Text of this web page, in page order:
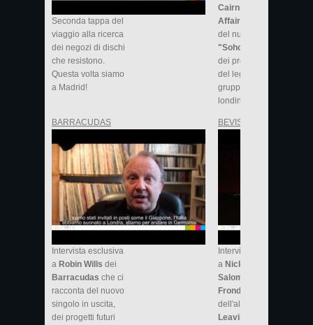
Seconda tappa del
viaggio alla ricerca
dei negozi di dischi
che resistono.
Questa volta siamo
a Madrid!
Cairns
Affair
del nuovo album
"Soho Dreams"
dei progetti futuri
del leggendario
gruppo mod
londinese
BARRACUDAS
Intervista esclusiva
a Robin Wills dei
Barracudas che ci
racconta del nuovo
singolo in uscita,
dei progetti futuri
BEVIS FROND
Intervista esclusiva
a Nick
Saloman
Frond
dell'album
Leaving of